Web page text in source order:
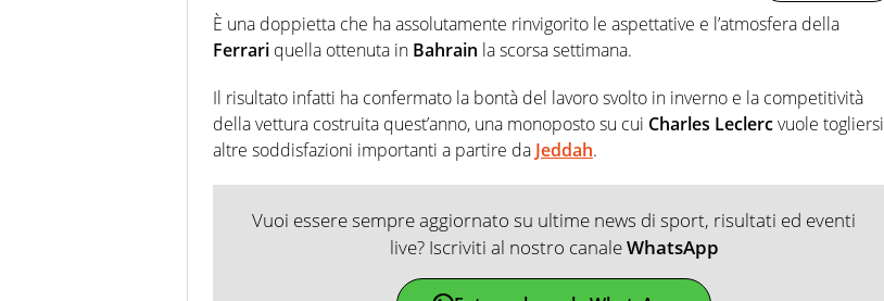
È una doppietta che ha assolutamente rinvigorito le aspettative e l’atmosfera della
Ferrari quella ottenuta in Bahrain la scorsa settimana.
Il risultato infatti ha confermato la bontà del lavoro svolto in inverno e la competitività
della vettura costruita quest’anno, una monoposto su cui Charles Leclercvuole togliersi
altre soddisfazioni importanti a partire da Jeddah.
Vuoi essere sempre aggiornato su ultime news di sport, risultati ed eventi
live? Iscriviti al nostro canaleWhatsApp